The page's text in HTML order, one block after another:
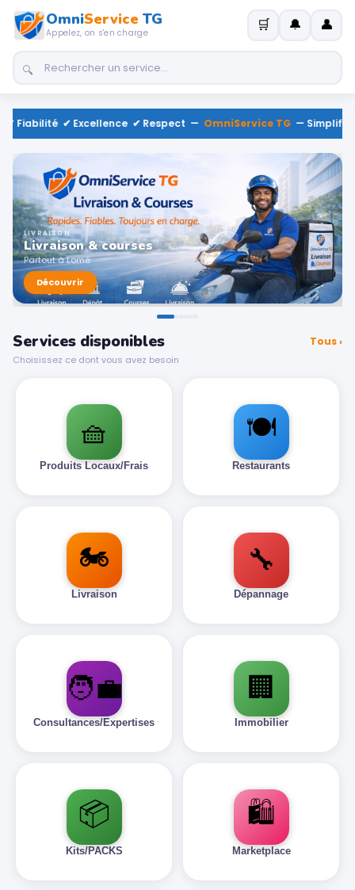
OmniService TG
Appelez, on s'en charge
🛒 🔔 👤
🔍
✔ Fiabilité ✔ Excellence ✔ Respect — OmniService TG—
LIVRAISON
Livraison & courses
Partout à Lomé
Découvrir
Services disponibles
Choisissez ce dont vous avez besoin
Tous ›
🧺
Produits Locaux/Frais
🍽️
Restaurants
🏍️
Livraison
🔧
Dépannage
🧑‍💼
Consultances/Expertises
🏢
Immobilier
📦
Kits/PACKS
🛍️
Marketplace